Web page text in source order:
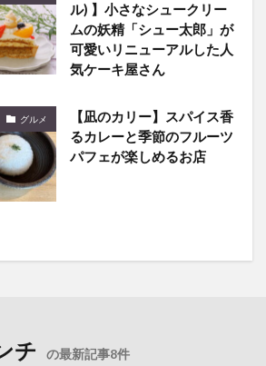
ル) 】小さなシュークリー
ムの妖精「シュー太郎」が
可愛いリニューアルした人
気ケーキ屋さん
グルメ
【凪のカリー】スパイス香
るカレーと季節のフルーツ
パフェが楽しめるお店
チ の最新記事8件